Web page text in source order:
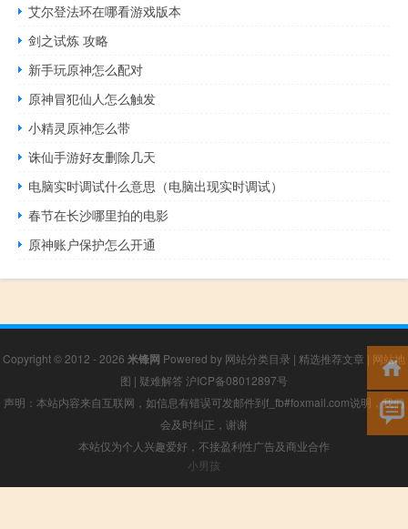
艾尔登法环在哪看游戏版本
剑之试炼 攻略
新手玩原神怎么配对
原神冒犯仙人怎么触发
小精灵原神怎么带
诛仙手游好友删除几天
电脑实时调试什么意思（电脑出现实时调试）
春节在长沙哪里拍的电影
原神账户保护怎么开通
Copyright © 2012 - 2026 米锋网 Powered by 网站分类目录 | 精选推荐文章 | 网站地
图 | 疑难解答 沪ICP备08012897号
声明：本站内容来自互联网，如信息有错误可发邮件到f_fb#foxmail.com说明，我们
会及时纠正，谢谢
本站仅为个人兴趣爱好，不接盈利性广告及商业合作
小男孩